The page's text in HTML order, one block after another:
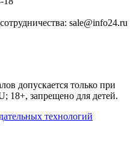
sale@info24.ru
допускается только при
18+, запрещено для детей.
технологий